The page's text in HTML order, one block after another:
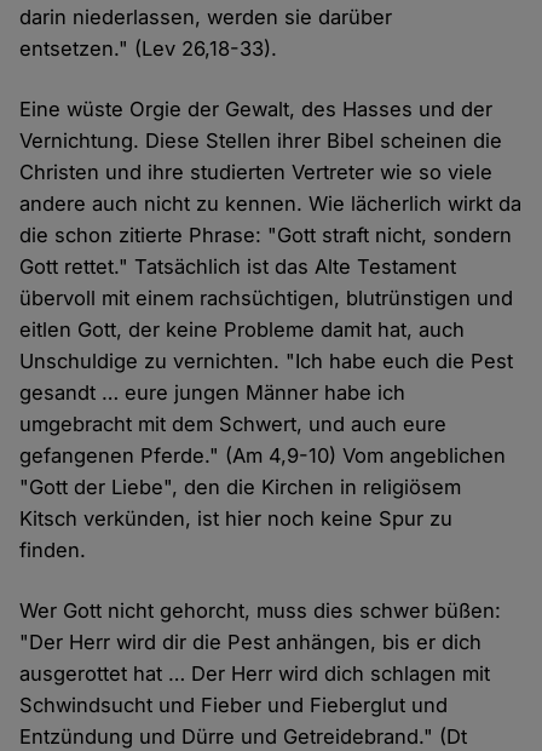
darin niederlassen, werden sie darüber
entsetzen." (Lev 26,18-33).
Eine wüste Orgie der Gewalt, des Hasses und der
Vernichtung. Diese Stellen ihrer Bibel scheinen die
Christen und ihre studierten Vertreter wie so viele
andere auch nicht zu kennen. Wie lächerlich wirkt da
die schon zitierte Phrase: "Gott straft nicht, sondern
Gott rettet." Tatsächlich ist das Alte Testament
übervoll mit einem rachsüchtigen, blutrünstigen und
eitlen Gott, der keine Probleme damit hat, auch
Unschuldige zu vernichten. "Ich habe euch die Pest
gesandt … eure jungen Männer habe ich
umgebracht mit dem Schwert, und auch eure
gefangenen Pferde." (Am 4,9-10) Vom angeblichen
"Gott der Liebe", den die Kirchen in religiösem
Kitsch verkünden, ist hier noch keine Spur zu
finden.
Wer Gott nicht gehorcht, muss dies schwer büßen:
"Der Herr wird dir die Pest anhängen, bis er dich
ausgerottet hat … Der Herr wird dich schlagen mit
Schwindsucht und Fieber und Fieberglut und
Entzündung und Dürre und Getreidebrand." (Dt